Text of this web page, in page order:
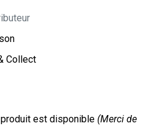
Collect
est disponible (Merci de